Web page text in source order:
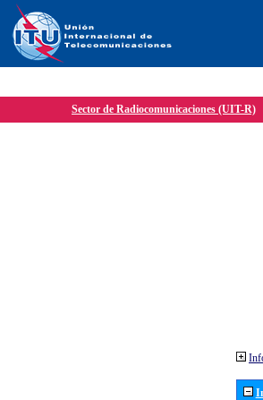
Sector de Radiocomunicaciones (UIT-R)